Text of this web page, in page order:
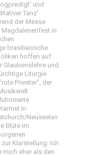
und
Tanz’
der Messe
Magdalenenfest in
brasilianische
hoffen auf
Glaubenslehre und
Liturgie
Priester", der
in
Neuseelan
Blüte im
zur Klarstellung: Ich
mich eher als den